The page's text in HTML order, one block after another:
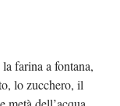
farina a fontana,
lo zucchero, il